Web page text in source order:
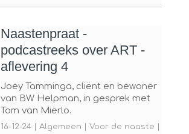
Naastenpraat -
podcastreeks over ART -
aflevering 4
Joey Tamminga, cliënt en bewoner
van BW Helpman, in gesprek met
Tom van Mierlo.
16-12-24 | Algemeen | Voor de naaste |